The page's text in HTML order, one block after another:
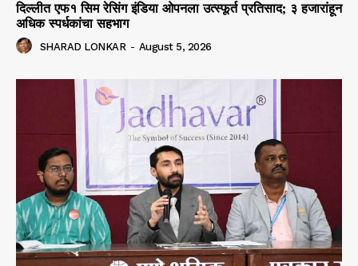
दिल्लीत एफ१ सिम रेसिंग इंडिया ओपनला उत्स्फूर्त प्रतिसाद; ३ हजारांहून
अधिक स्पर्धकांचा सहभाग
SHARAD LONKAR - August 5, 2026